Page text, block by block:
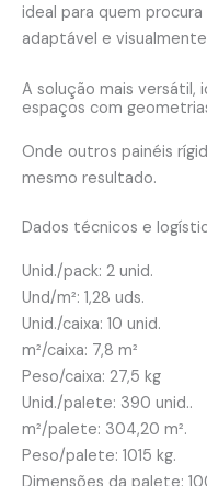
ideal para quem
adaptável e
A solução mais versátil,
espaços com
Onde outros painéis
mesmo resultado.
Dados técnicos e
Unid./pack: 2 unid.
Und/m²: 1,28 uds.
Unid./caixa: 10 unid.
m²/caixa: 7,8 m²
Peso/caixa: 27,5 kg
Unid./palete: 390 unid..
m²/palete: 304,20 m².
Peso/palete: 1015 kg.